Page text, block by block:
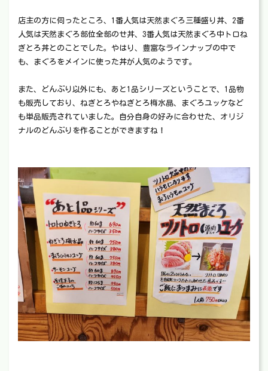
店主の方に伺ったところ、1番人気は天然まぐろ三種盛り丼、2番
人気は天然まぐろ部位全部のせ丼、3番人気は天然まぐろ中トロね
ぎとろ丼とのことでした。やはり、豊富なラインナップの中で
も、まぐろをメインに使った丼が人気のようです。
また、どんぶり以外にも、あと1品シリーズということで、1品物
も販売しており、ねぎとろやねぎとろ梅水晶、まぐろユッケなど
も単品販売されていました。自分自身の好みに合わせた、オリジ
ナルのどんぶりを作ることができますね！